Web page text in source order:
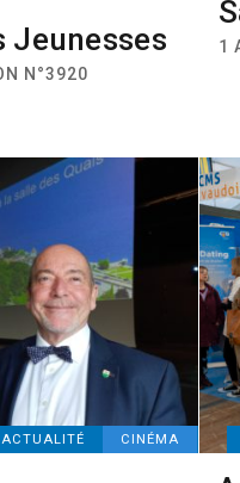
Jeunesses
N°3920
1
ACTUALITÉ CINÉMA